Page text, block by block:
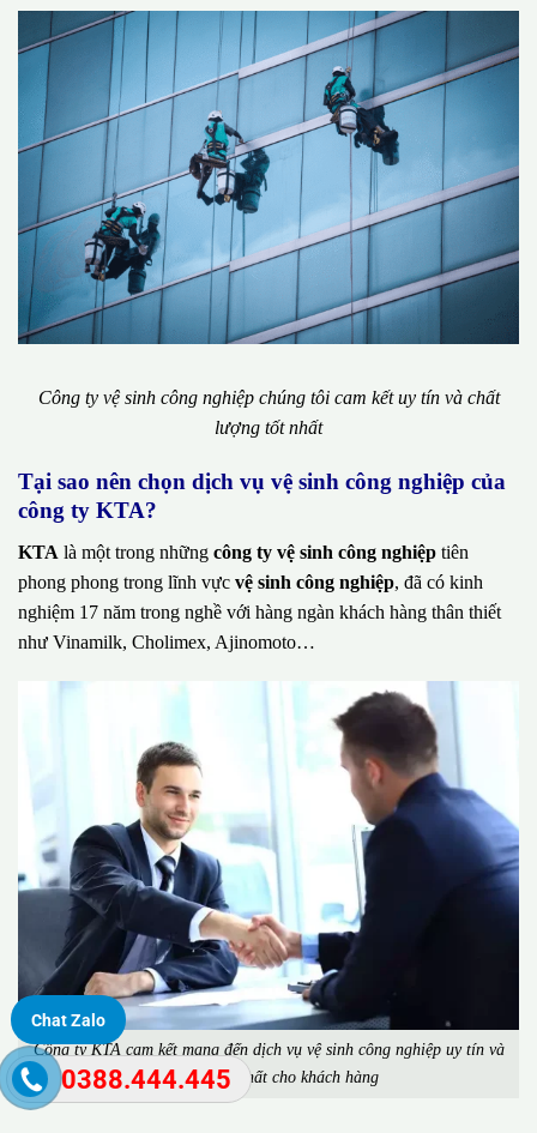
Công ty vệ sinh công nghiệp chúng tôi cam kết uy tín và chất
lượng tốt nhất
Tại sao nên chọn dịch vụ vệ sinh công nghiệp của
công ty KTA?
KTA là một trong những công ty vệ sinh công nghiệp tiên
phong phong trong lĩnh vực vệ sinh công nghiệp, đã có kinh
nghiệm 17 năm trong nghề với hàng ngàn khách hàng thân thiết
như Vinamilk, Cholimex, Ajinomoto…
Công ty KTA cam kết mang đến dịch vụ vệ sinh công nghiệp uy tín và
chất lượng nhất cho khách hàng
Chat Zalo
0388.444.445